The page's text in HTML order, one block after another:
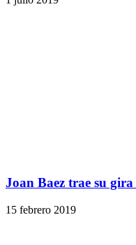
Joan Baez trae su
15 febrero 2019